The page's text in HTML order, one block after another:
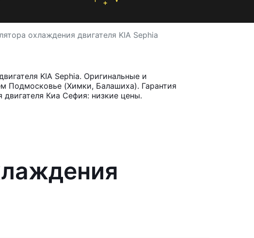
охлаждения двигателя KIA Sephia
KIA Sephia. Оригинальные и
Подмосковье (Химки, Балашиха). Гарантия
Киа Сефия: низкие цены.